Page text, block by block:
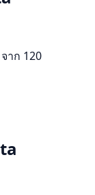
าก 120